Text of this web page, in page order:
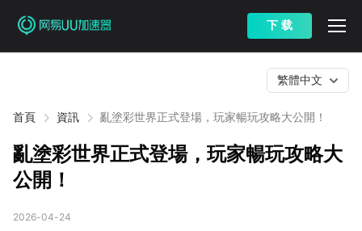
下 载
首頁 資訊 亂塗彩世界正式登場，玩家暢玩攻略大公開！
繁體中文
亂塗彩世界正式登場，玩家暢玩攻略大
公開！
2026-04-24